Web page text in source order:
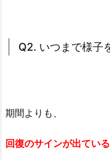
Q2. いつまで様子
期間よりも、
回復のサインが出てい